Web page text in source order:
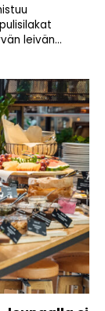
leivän...